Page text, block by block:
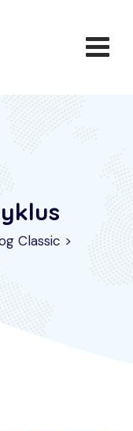
Classic >